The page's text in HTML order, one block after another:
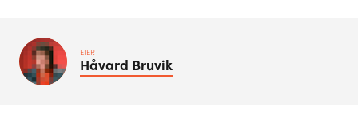
EIER
Håvard Bruvik